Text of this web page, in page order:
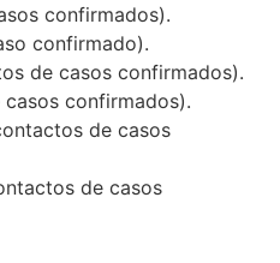
confirmados).
confirmado).
de casos confirmados).
confirmados).
de casos
de casos